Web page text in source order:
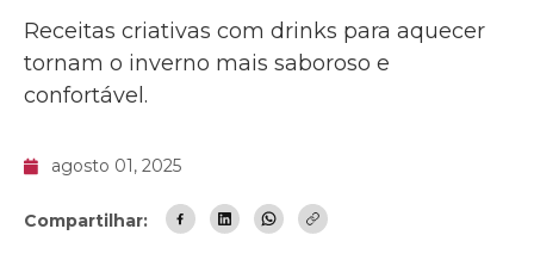
Receitas criativas com drinks para aquecer
tornam o inverno mais saboroso e
confortável.
agosto 01, 2025
Compartilhar: